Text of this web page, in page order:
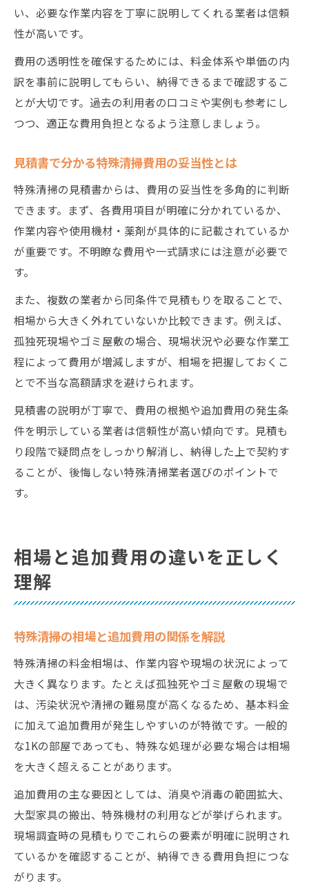
い、必要な作業内容を丁寧に説明してくれる業者は信頼
性が高いです。
費用の透明性を確保するためには、料金体系や単価の内
訳を事前に説明してもらい、納得できるまで確認するこ
とが大切です。過去の利用者の口コミや実例も参考にし
つつ、適正な費用負担となるよう注意しましょう。
見積書で分かる特殊清掃費用の妥当性とは
特殊清掃の見積書からは、費用の妥当性を多角的に判断
できます。まず、各費用項目が明確に分かれているか、
作業内容や使用機材・薬剤が具体的に記載されているか
が重要です。不明瞭な費用や一式請求には注意が必要で
す。
また、複数の業者から同条件で見積もりを取ることで、
相場から大きく外れていないか比較できます。例えば、
孤独死現場やゴミ屋敷の場合、現場状況や必要な作業工
程によって費用が増減しますが、相場を把握しておくこ
とで不当な高額請求を避けられます。
見積書の説明が丁寧で、費用の根拠や追加費用の発生条
件を明示している業者は信頼性が高い傾向です。見積も
り段階で疑問点をしっかり解消し、納得した上で契約す
ることが、後悔しない特殊清掃業者選びのポイントで
す。
相場と追加費用の違いを正しく
理解
特殊清掃の相場と追加費用の関係を解説
特殊清掃の料金相場は、作業内容や現場の状況によって
大きく異なります。たとえば孤独死やゴミ屋敷の現場で
は、汚染状況や清掃の難易度が高くなるため、基本料金
に加えて追加費用が発生しやすいのが特徴です。一般的
な1Kの部屋であっても、特殊な処理が必要な場合は相場
を大きく超えることがあります。
追加費用の主な要因としては、消臭や消毒の範囲拡大、
大型家具の搬出、特殊機材の利用などが挙げられます。
現場調査時の見積もりでこれらの要素が明確に説明され
ているかを確認することが、納得できる費用負担につな
がります。